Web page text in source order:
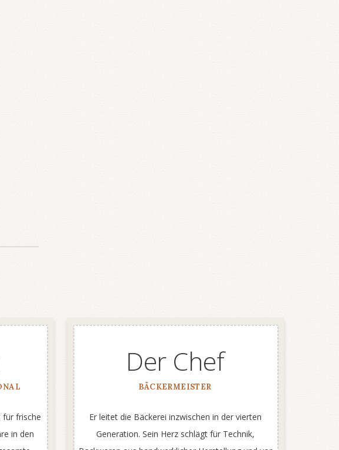
für frische
in den
Der Chef
BÄCKERMEISTER
Er leitet die Bäckerei inzwischen in der vierten
Generation. Sein Herz schlägt für Technik,